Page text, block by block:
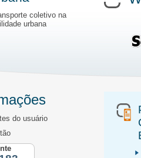
coletivo na
urbana
do usuário